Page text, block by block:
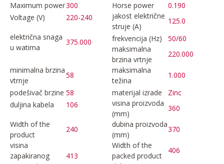
Maximum power300 Horse power
0.190
Voltage (V)
220-240
jakost električne
struje (A)
125.0
električna snaga
u watima
375.000 frekvencija (Hz)
50/60
maksimalna
brzina vrtnje
220.000
minimalna brzina
vtrnje
58
maksimalna
težina
1.000
podešivač brzine 58 materijal izrade
Zinc
duljina kabela
106
visina proizvoda
(mm)
360
Width of the
product
240
dubina proizvoda
(mm)
370
visina
zapakiranog
413
Width of the
packed product
406